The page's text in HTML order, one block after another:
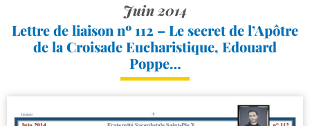
Juin 2014
Lettre de liaison nº 112 – Le secret de l’Apôtre
de la Croisade Eucharistique, Edouard
Poppe…